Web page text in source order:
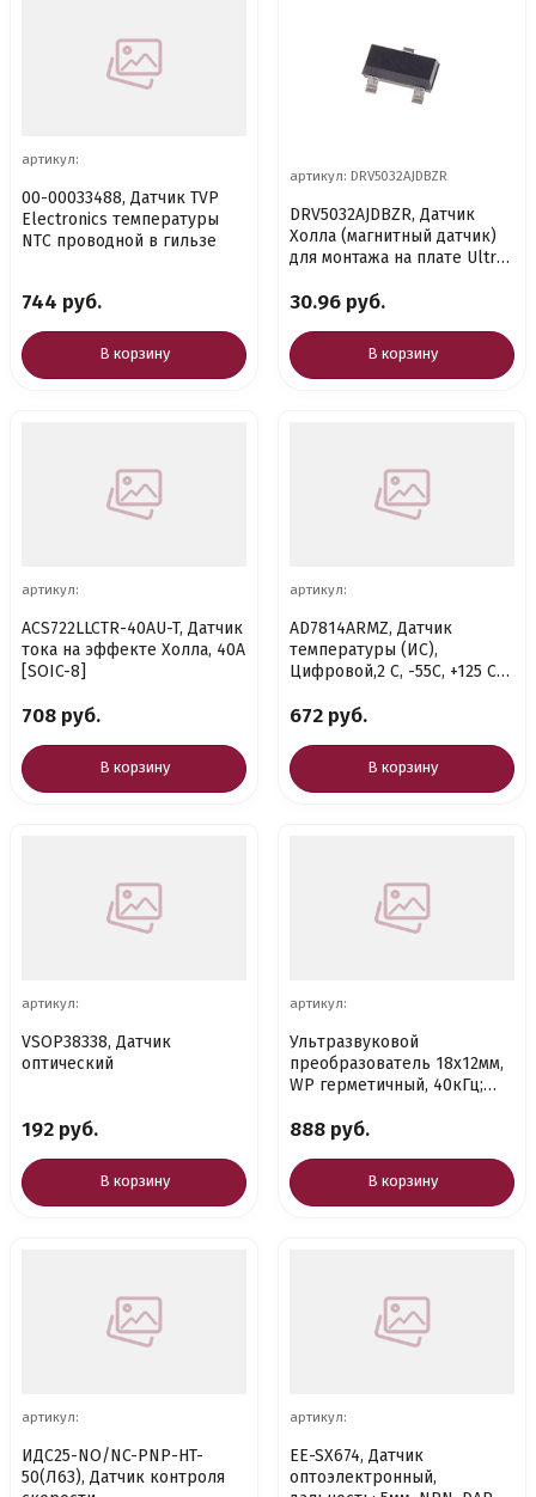
артикул:
00-00033488, Датчик TVP
Electronics температуры
NTC проводной в гильзе
744 руб.
В корзину
артикул: DRV5032AJDBZR
DRV5032AJDBZR, Датчик
Холла (магнитный датчик)
для монтажа на плате Ultra-
30.96 руб.
В корзину
артикул:
ACS722LLCTR-40AU-T, Датчик
тока на эффекте Холла, 40А
[SOIC-8]
708 руб.
В корзину
артикул:
AD7814ARMZ, Датчик
температуры (ИС),
Цифровой,2 C, -55C, +125 C
672 руб.
В корзину
артикул:
VSOP38338, Датчик
оптический
192 руб.
В корзину
артикул:
Ультразвуковой
преобразователь 18x12мм,
WP герметичный, 40кГц;
888 руб.
В корзину
артикул:
ИДС25-NO/NC-PNP-HT-
50(Л63), Датчик контроля
артикул:
EE-SX674, Датчик
оптоэлектронный,